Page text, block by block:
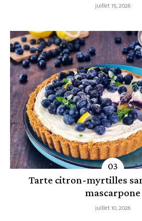
juillet 15, 2026
Tarte citron-myrtilles
mascarpone
juillet 10, 2026